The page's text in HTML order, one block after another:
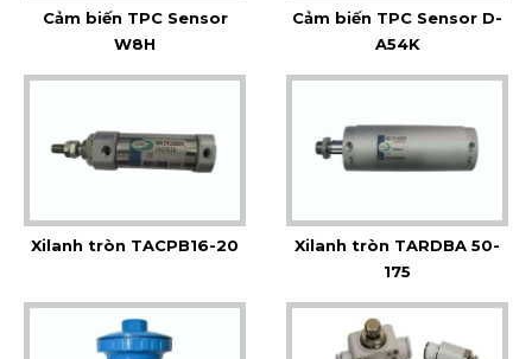
Cảm biến TPC Sensor
W8H
Cảm biến TPC Sensor D-
A54K
Xilanh tròn TACPB16-20
Xilanh tròn TARDBA 50-
175